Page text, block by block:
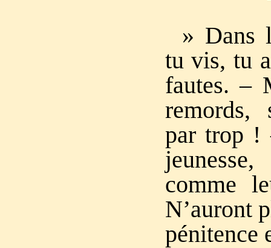
» Dans
tu vis, tu
fautes. –
par trop !
comme
N’auront
pénitence